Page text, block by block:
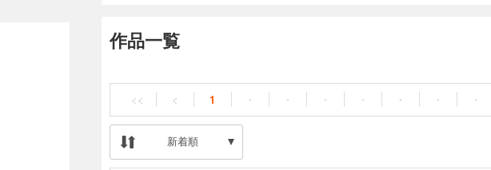
作品一覧
<< < 1 ・ ・ ・ ・ ・ ・ ・
新着順